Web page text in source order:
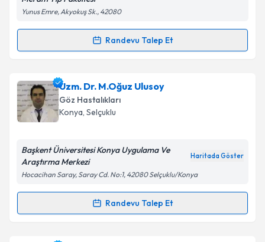
Metni'ni okudum ve kişisel verilerimin belirtilen
kapsamda işlenmesini kabul ediyorum.
Takvim Talebini Gönder
Yunus Emre, Akyokuş Sk., 42080
Randevu Talep Et
Randevu Takvimi Talebi
Op. Dr. Ekrem Kadıoğluiçin randevu takvimi talebi
oluşturun. Size bu uzmandan randevu almanız için bir
takvim hazırlandığında e-posta ile bilgilendireceğiz.
Kişisel verilerimin işlenmesine ilişkinAydınlatma
'ni okudum ve kişisel verilerimin belirtilen
kapsamda işlenmesini kabul ediyorum.
Uzm. Dr. M.Oğuz Ulusoy
Göz Hastalıkları
Konya, Selçuklu
Başkent Üniversitesi Konya Uygulama Ve
Araştırma Merkezi
Haritada Göster
Hocacihan Saray, Saray Cd. No:1, 42080 Selçuklu/Konya
Randevu Talep Et
Randevu Takvimi Talebi